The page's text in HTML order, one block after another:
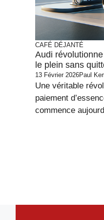
CAFÉ DÉJANTÉ
Audi
le plein sans
13 Février 2026Paul
Une véritable
paiement
commence